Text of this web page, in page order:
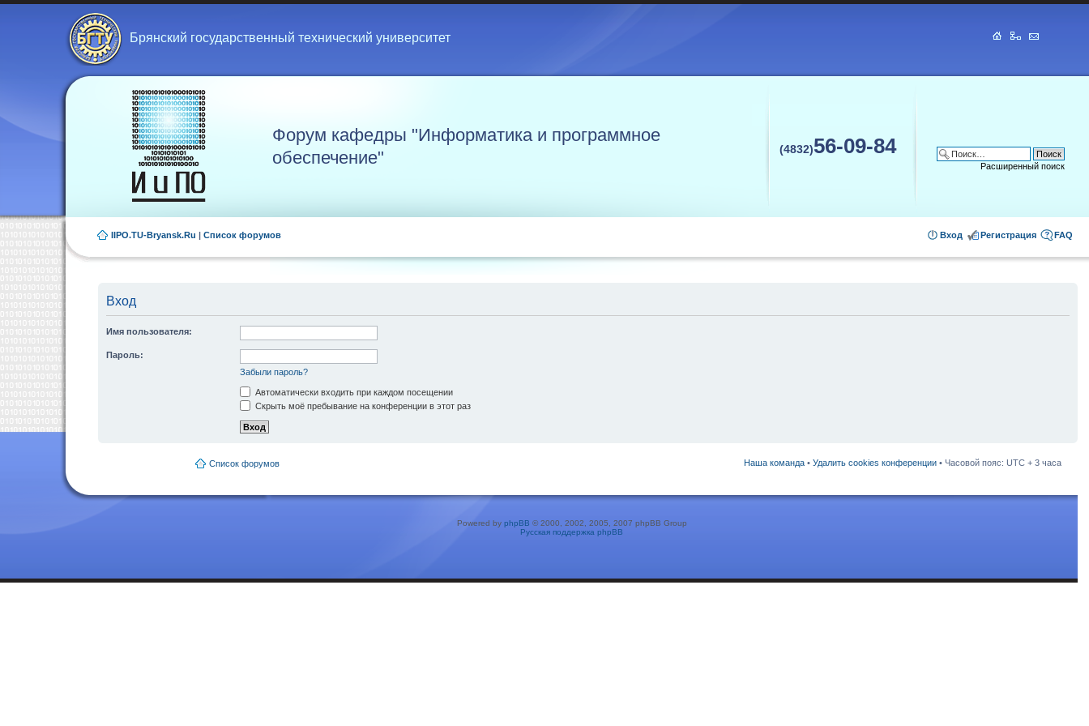
Брянский государственный технический университет
Форум кафедры "Информатика и программное
обеспечение"
(4832)56-09-84
Расширенный поиск
IIPO.TU-Bryansk.Ru | Список форумов FAQ
Регистрация
Вход
Вход
Имя пользователя:
Пароль:
Забыли пароль?
Автоматически входить при каждом посещении
Скрыть моё пребывание на конференции в этот раз
Список форумов Наша команда • Удалить cookies конференции • Часовой пояс: UTC + 3 часа
Powered by phpBB © 2000, 2002, 2005, 2007 phpBB Group
Русская поддержка phpBB